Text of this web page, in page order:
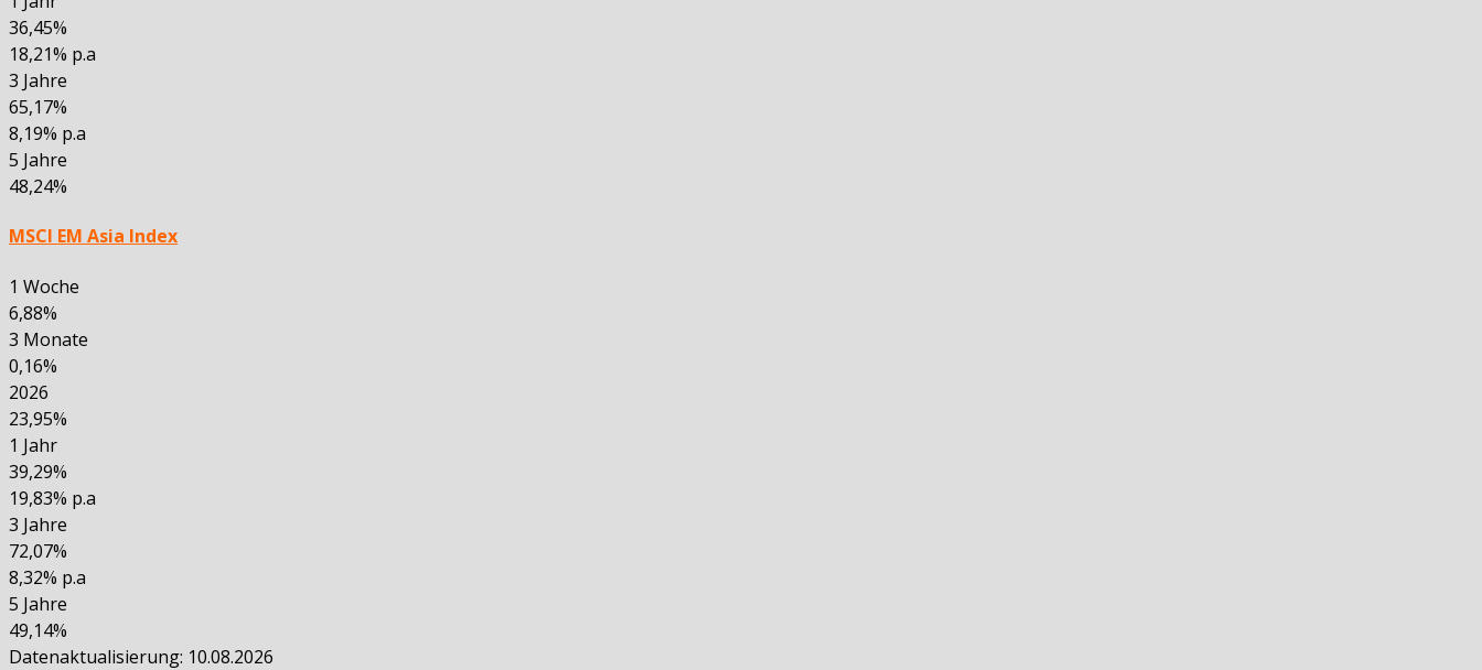
36,45%
18,21% p.a
3 Jahre
65,17%
8,19% p.a
5 Jahre
48,24%
MSCI EM Asia Index
1 Woche
6,88%
3 Monate
0,16%
2026
23,95%
1 Jahr
39,29%
19,83% p.a
3 Jahre
72,07%
8,32% p.a
5 Jahre
49,14%
Datenaktualisierung: 10.08.2026